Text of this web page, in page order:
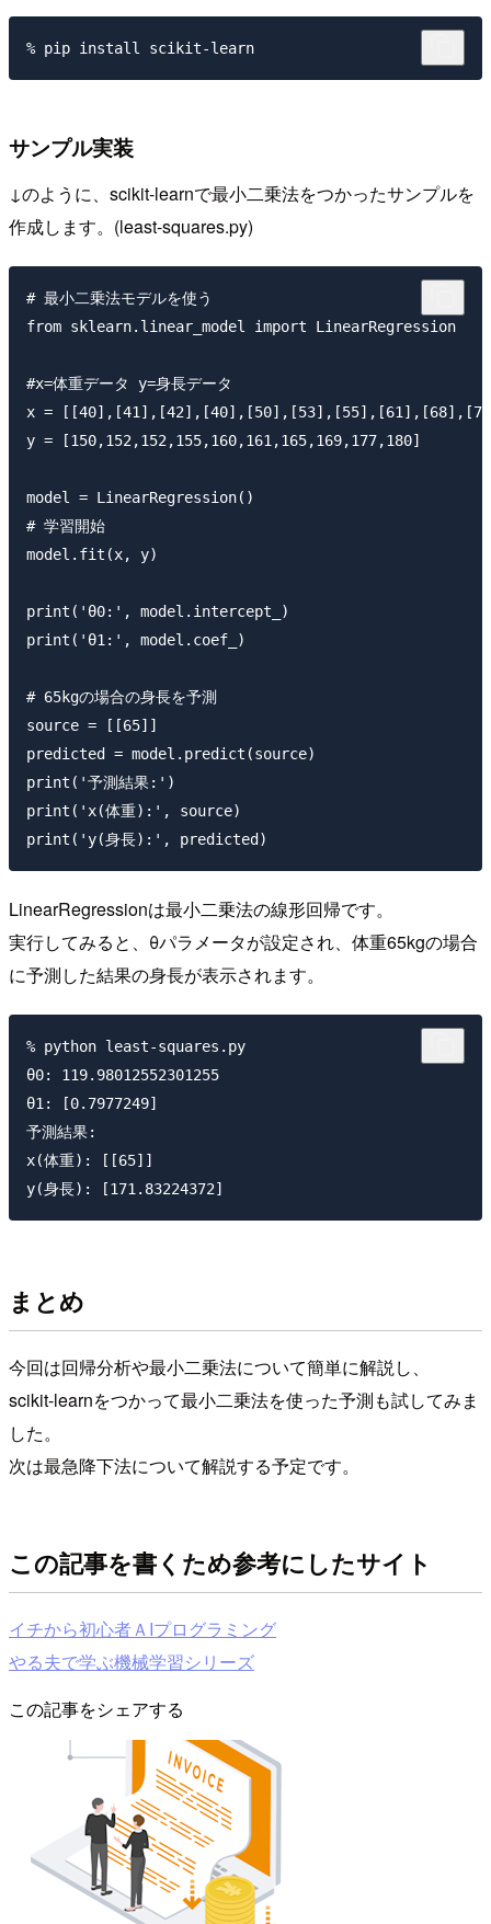
サンプル実装
↓のように、scikit-learnで最小二乗法をつかったサンプルを
作成します。(least-squares.py)
# 最小二乗法モデルを使う
from sklearn.linear_model import LinearRegression
#x=体重データ y=身長データ
x =
y = [150,152,152,155,160,161,165,169,177,180]
model = LinearRegression()
# 学習開始
model.fit(x, y)
print('θ0:', model.intercept_)
print('θ1:', model.coef_)
# 65kgの場合の身長を予測
source = [[65]]
predicted = model.predict(source)
print('予測結果:')
print('x(体重):', source)
LinearRegressionは最小二乗法の線形回帰です。
実行してみると、θパラメータが設定され、体重65kgの場合
に予測した結果の身長が表示されます。
% python least-squares.py
θ0: 119.98012552301255
θ1: [0.7977249]
予測結果:
x(体重): [[65]]
まとめ
今回は回帰分析や最小二乗法について簡単に解説し、
scikit-learnをつかって最小二乗法を使った予測も試してみま
した。
次は最急降下法について解説する予定です。
この記事を書くため参考にしたサイト
イチから初心者ＡIプログラミング
やる夫で学ぶ機械学習シリーズ
この記事をシェアする